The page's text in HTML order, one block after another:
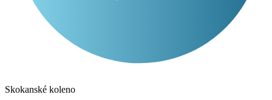
Skokanské koleno